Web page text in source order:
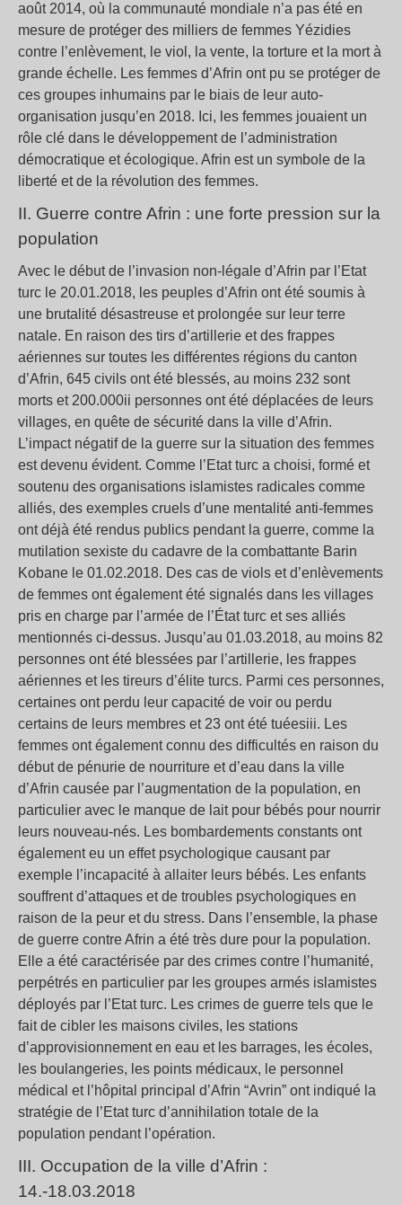
août 2014, où la communauté mondiale n’a pas été en
mesure de protéger des milliers de femmes Yézidies
contre l’enlèvement, le viol, la vente, la torture et la mort à
grande échelle. Les femmes d’Afrin ont pu se protéger de
ces groupes inhumains par le biais de leur auto-
organisation jusqu’en 2018. Ici, les femmes jouaient un
rôle clé dans le développement de l’administration
démocratique et écologique. Afrin est un symbole de la
liberté et de la révolution des femmes.
II. Guerre contre Afrin : une forte pression sur la
population
Avec le début de l’invasion non-légale d’Afrin par l’Etat
turc le 20.01.2018, les peuples d’Afrin ont été soumis à
une brutalité désastreuse et prolongée sur leur terre
natale. En raison des tirs d’artillerie et des frappes
aériennes sur toutes les différentes régions du canton
d’Afrin, 645 civils ont été blessés, au moins 232 sont
morts et 200.000ii personnes ont été déplacées de leurs
villages, en quête de sécurité dans la ville d’Afrin.
L’impact négatif de la guerre sur la situation des femmes
est devenu évident. Comme l’Etat turc a choisi, formé et
soutenu des organisations islamistes radicales comme
alliés, des exemples cruels d’une mentalité anti-femmes
ont déjà été rendus publics pendant la guerre, comme la
mutilation sexiste du cadavre de la combattante Barin
Kobane le 01.02.2018. Des cas de viols et d’enlèvements
de femmes ont également été signalés dans les villages
pris en charge par l’armée de l’État turc et ses alliés
mentionnés ci-dessus. Jusqu’au 01.03.2018, au moins 82
personnes ont été blessées par l’artillerie, les frappes
aériennes et les tireurs d’élite turcs. Parmi ces personnes,
certaines ont perdu leur capacité de voir ou perdu
certains de leurs membres et 23 ont été tuéesiii. Les
femmes ont également connu des difficultés en raison du
début de pénurie de nourriture et d’eau dans la ville
d’Afrin causée par l’augmentation de la population, en
particulier avec le manque de lait pour bébés pour nourrir
leurs nouveau-nés. Les bombardements constants ont
également eu un effet psychologique causant par
exemple l’incapacité à allaiter leurs bébés. Les enfants
souffrent d’attaques et de troubles psychologiques en
raison de la peur et du stress. Dans l’ensemble, la phase
de guerre contre Afrin a été très dure pour la population.
Elle a été caractérisée par des crimes contre l’humanité,
perpétrés en particulier par les groupes armés islamistes
déployés par l’Etat turc. Les crimes de guerre tels que le
fait de cibler les maisons civiles, les stations
d’approvisionnement en eau et les barrages, les écoles,
les boulangeries, les points médicaux, le personnel
médical et l’hôpital principal d’Afrin “Avrin” ont indiqué la
stratégie de l’Etat turc d’annihilation totale de la
population pendant l’opération.
III. Occupation de la ville d’Afrin :
14.-18.03.2018